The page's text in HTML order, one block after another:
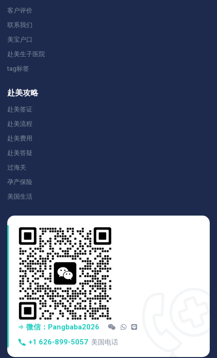
客户评价
联系我们
美宝户口
赴美生子医院
tag标签
赴美攻略
赴美签证
赴美流程
赴美费用
赴美答疑
过海关
孕产保险
美国生活
微信：pangbaba2026
+1 626-899-5057 美国电话